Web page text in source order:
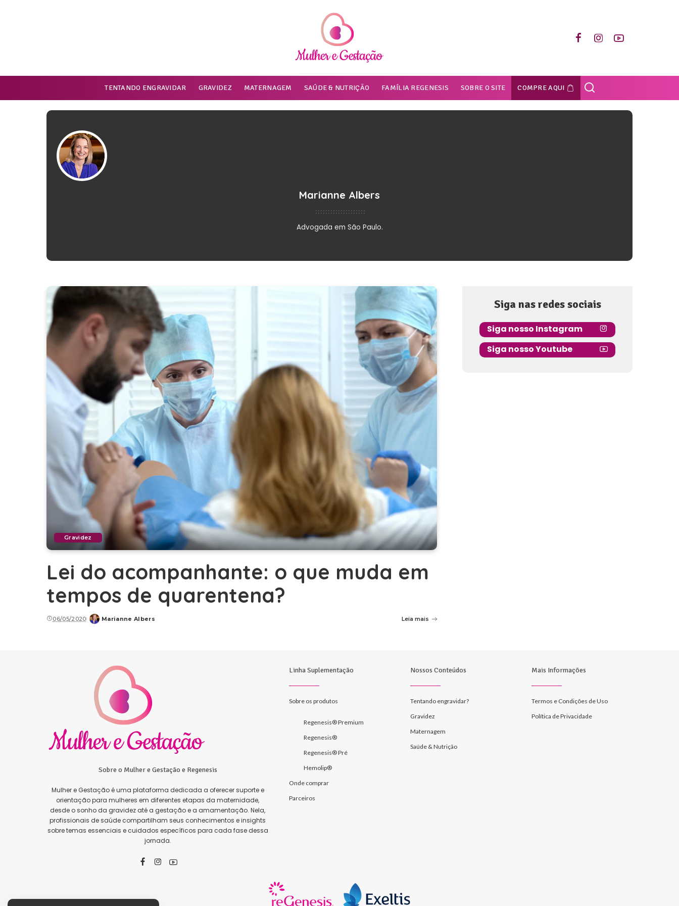
TENTANDO ENGRAVIDAR GRAVIDEZ MATERNAGEM SAÚDE & NUTRIÇÃO FAMÍLIA REGENESIS SOBRE O SITE COMPRE AQUI
Marianne Albers
Advogada em São Paulo.
Gravidez
Lei do acompanhante: o que muda em
tempos de quarentena?
06/05/2020
Posted
Marianne Albers Leia mais
Siga nas redes sociais
Siga nosso Instagram
Siga nosso Youtube
Sobre o Mulher e Gestação e Regenesis
Mulher e Gestação é uma plataforma dedicada a oferecer suporte e
orientação para mulheres em diferentes etapas da maternidade,
desde o sonho da gravidez até a gestação e a amamentação. Nela,
profissionais de saúde compartilham seus conhecimentos e insights
sobre temas essenciais e cuidados específicos para cada fase dessa
jornada.
Linha Suplementação
Sobre os produtos
Regenesis® Premium
Regenesis®
Regenesis® Pré
Hemolip®
Onde comprar
Parceiros
Nossos Conteúdos
Tentando engravidar?
Gravidez
Maternagem
Saúde & Nutrição
Mais Informações
Termos e Condições de Uso
Política de Privacidade